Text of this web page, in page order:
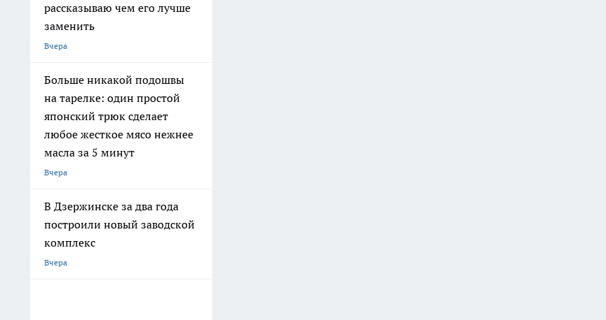
рассказываю чем его лучше
заменить
Вчера
Больше никакой подошвы
на тарелке: один простой
японский трюк сделает
любое жесткое мясо нежнее
масла за 5 минут
Вчера
В Дзержинске за два года
построили новый заводской
комплекс
Вчера